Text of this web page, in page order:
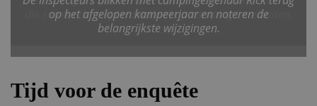
op het afgelopen kampeerjaar en noteren de
belangrijkste wijzigingen.
Tijd voor de enquête